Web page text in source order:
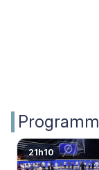
21h10